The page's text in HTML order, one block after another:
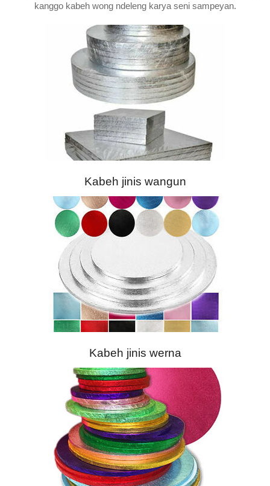
kanggo kabeh wong ndeleng karya seni sampeyan.
Kabeh jinis wangun
Kabeh jinis werna